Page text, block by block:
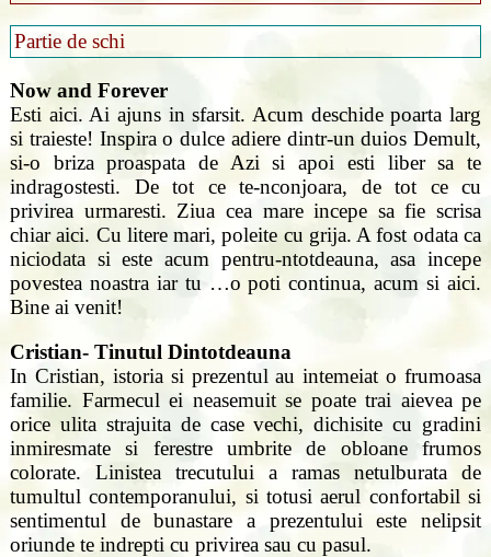
Partie de schi
Now and Forever
Esti aici. Ai ajuns in sfarsit. Acum deschide poarta larg
si traieste! Inspira o dulce adiere dintr-un duios Demult,
si-o briza proaspata de Azi si apoi esti liber sa te
indragostesti. De tot ce te-nconjoara, de tot ce cu
privirea urmaresti. Ziua cea mare incepe sa fie scrisa
chiar aici. Cu litere mari, poleite cu grija. A fost odata ca
niciodata si este acum pentru-ntotdeauna, asa incepe
povestea noastra iar tu …o poti continua, acum si aici.
Bine ai venit!
Cristian- Tinutul Dintotdeauna
In Cristian, istoria si prezentul au intemeiat o frumoasa
familie. Farmecul ei neasemuit se poate trai aievea pe
orice ulita strajuita de case vechi, dichisite cu gradini
inmiresmate si ferestre umbrite de obloane frumos
colorate. Linistea trecutului a ramas netulburata de
tumultul contemporanului, si totusi aerul confortabil si
sentimentul de bunastare a prezentului este nelipsit
oriunde te indrepti cu privirea sau cu pasul.